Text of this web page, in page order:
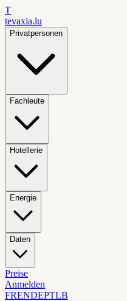
T
tevaxia.lu
Privatpersonen
Fachleute
Hotellerie
Energie
Daten
Preise
Anmelden
FRENDEPTLB